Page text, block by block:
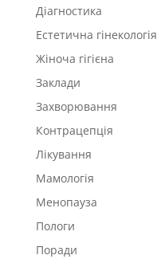
Діагностика
Естетична гінекологія
Жіноча гігієна
Заклади
Захворювання
Контрацепція
Лікування
Мамологія
Менопауза
Пологи
Поради